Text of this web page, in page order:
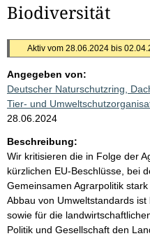
Biodiversität
Aktiv vom 28.06.2024 bis
Angegeben von:
Deutscher Naturschutzring,
Tier- und
28.06.2024
Beschreibung:
Wir kritisieren die in Folge der
kürzlichen EU-Beschlüsse, bei
Gemeinsamen Agrarpolitik
Abbau von Umweltstandards
sowie für die
Politik und Gesellschaft den